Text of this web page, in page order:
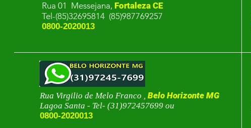
Rua 01 Messejana, Fortaleza CE
Te l-(85)32695814 (85)987769257
0800-2020013
Rua Virgilio de Melo Franco , Belo Horizonte MG
Lagoa Santa - Tel- (31)972457699 ou
0800-2020013